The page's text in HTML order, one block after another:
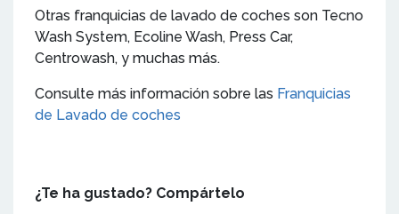
Otras franquicias de lavado de coches son Tecno
Wash System, Ecoline Wash, Press Car,
Centrowash, y muchas más.
Consulte más información sobre las Franquicias
de Lavado de coches
¿Te ha gustado? Compártelo